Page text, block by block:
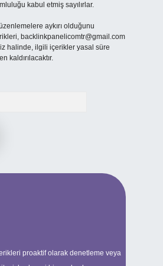
kabul etmiş sayılırlar.
aykırı olduğunu
backlinkpanelicomtr@gmail.com
halinde, ilgili içerikler yasal süre
kaldırılacaktır.
proaktif olarak denetleme veya